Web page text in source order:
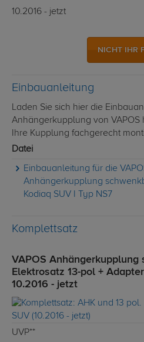
10.2016 - jetzt
NICHT IHR
Einbauanleitung
Laden Sie sich hier die
Anhängerkupplung von VAPOS
Ihre Kupplung fachgerecht
Datei
Einbauanleitung für die
Anhängerkupplung
Kodiaq SUV I Typ NS7
Komplettsatz
VAPOS Anhängerkupplung
Elektrosatz 13-pol +
10.2016 - jetzt
UVP**